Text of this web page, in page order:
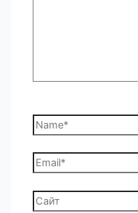
Name*
Email*
Сайт